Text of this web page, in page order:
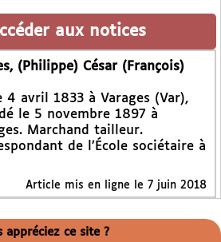
aux notices
(Philippe) César (François)
4 avril 1833 à Varages (Var),
le 5 novembre 1897 à
Marchand tailleur.
de l’École sociétaire à
Article mis en ligne le 7 juin 2018
appréciez ce site ?